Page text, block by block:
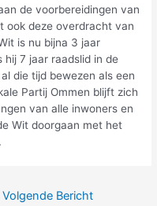
de voorbereidingen van
ook deze overdracht van
is nu bijna 3 jaar
hij 7 jaar raadslid in de
die tijd bewezen als een
Partij Ommen blijft zich
van alle inwoners en
Wit doorgaan met het
Volgende Bericht